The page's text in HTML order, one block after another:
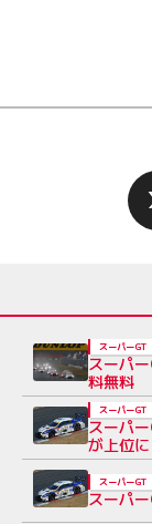
スーパ
料無料
スーパーGT
スーパ
が上位に
スーパーGT
スーパ
スーパーGT